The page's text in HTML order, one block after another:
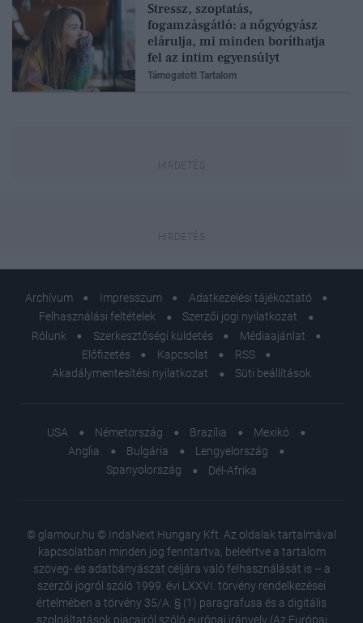
Stressz, szoptatás,
fogamzásgátló: a nőgyógyász
elárulja, mi minden boríthatja
fel az intim egyensúlyt
Támogatott Tartalom
Archívum Impresszum
Adatkezelési tájékoztató
Felhasználási feltételek
Szerzői jogi nyilatkozat
Rólunk
Szerkesztőségi küldetés
Médiaajánlat
Előfizetés
Kapcsolat
RSS
Akadálymentesítési nyilatkozat
Süti beállítások
USA Németország Brazília
Mexikó
Anglia
Bulgária
Lengyelország
Spanyolország
Dél-Afrika
© glamour.hu © IndaNext Hungary Kft. Az oldalak tartalmával
kapcsolatban minden jog fenntartva, beleértve a tartalom
szöveg- és adatbányászat céljára való felhasználását is – a
szerzői jogról szóló 1999. évi LXXVI. törvény rendelkezései
értelmében a törvény 35/A. § (1) paragrafusa és a digitális
szolgáltatások piacairól szóló európai irányelv (Az Európai